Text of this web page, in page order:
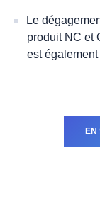
Le
produit NC et
est
EN